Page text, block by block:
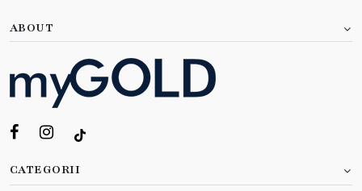
ABOUT
CATEGORII